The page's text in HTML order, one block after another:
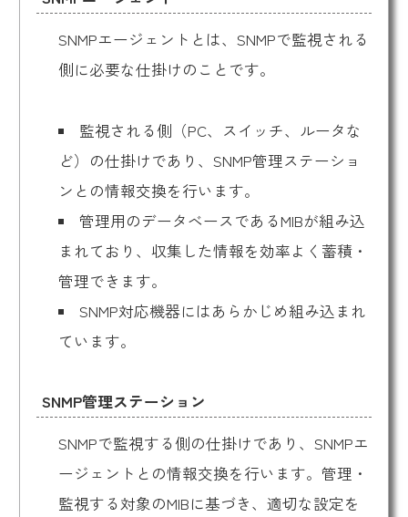
SNMPエージェントとは、SNMPで監視される
側に必要な仕掛けのことです。
監視される側（PC、スイッチ、ルータな
ど）の仕掛けであり、SNMP管理ステーショ
ンとの情報交換を行います。
管理用のデータベースであるMIBが組み込
まれており、収集した情報を効率よく蓄積・
管理できます。
SNMP対応機器にはあらかじめ組み込まれ
ています。
SNMP管理ステーション
SNMPで監視する側の仕掛けであり、SNMPエ
ージェントとの情報交換を行います。管理・
監視する対象のMIBに基づき、適切な設定を